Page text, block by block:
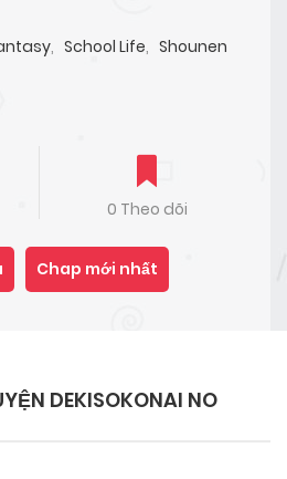
, School Life, Shounen
0 Theo dõi
Chap mới nhất
DEKISOKONAI NO